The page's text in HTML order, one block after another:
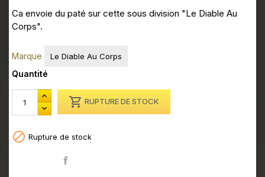
Ca envoie du paté sur cette sous division "Le Diable Au
Corps".
Marque Le Diable Au Corps
Quantité
 RUPTURE DE STOCK
 Rupture de stock